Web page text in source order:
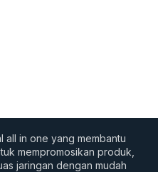
all in one yang membantu
mempromosikan produk,
jaringan dengan mudah